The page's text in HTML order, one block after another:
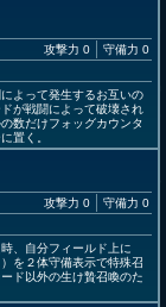
攻撃力 0 守備力 0
よって発生するお互いの
が戦闘によって破壊され
数だけフォッグカウンタ
置く。
攻撃力 0 守備力 0
、自分フィールド上に
を２体守備表示で特殊召
ド以外の生け贄召喚のた